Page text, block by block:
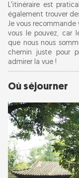
L'itinéraire est
également trouver
Je vous
vous le pouvez, car
que nous nous
chemin juste pour
admirer la vue !
Où séjourner